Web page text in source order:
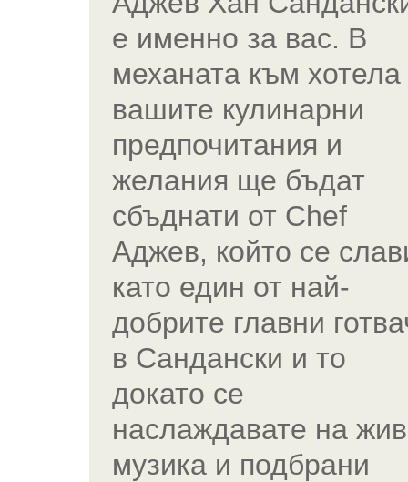
е именно за вас. В
механата към хотела
вашите кулинарни
предпочитания и
желания ще бъдат
сбъднати от Chef
Аджев, който се
като един от най-
добрите главни
в Сандански и то
докато се
наслаждавате на
музика и подбрани